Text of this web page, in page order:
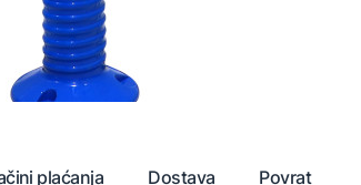
plaćanja Dostava Povrat